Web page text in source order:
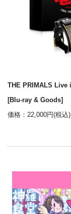
THE PRIMALS Live
[Blu-ray & Goods]
価格：22,000円(税込)